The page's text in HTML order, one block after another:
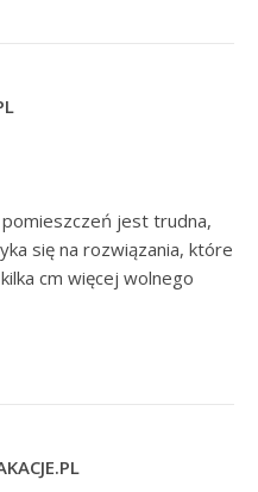
pomieszczeń jest trudna,
się na rozwiązania, które
cm więcej wolnego